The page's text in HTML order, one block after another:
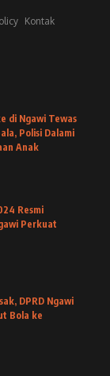
Kontak
di Ngawi Tewas
Polisi Dalami
Anak
Resmi
Perkuat
DPRD Ngawi
Bola ke